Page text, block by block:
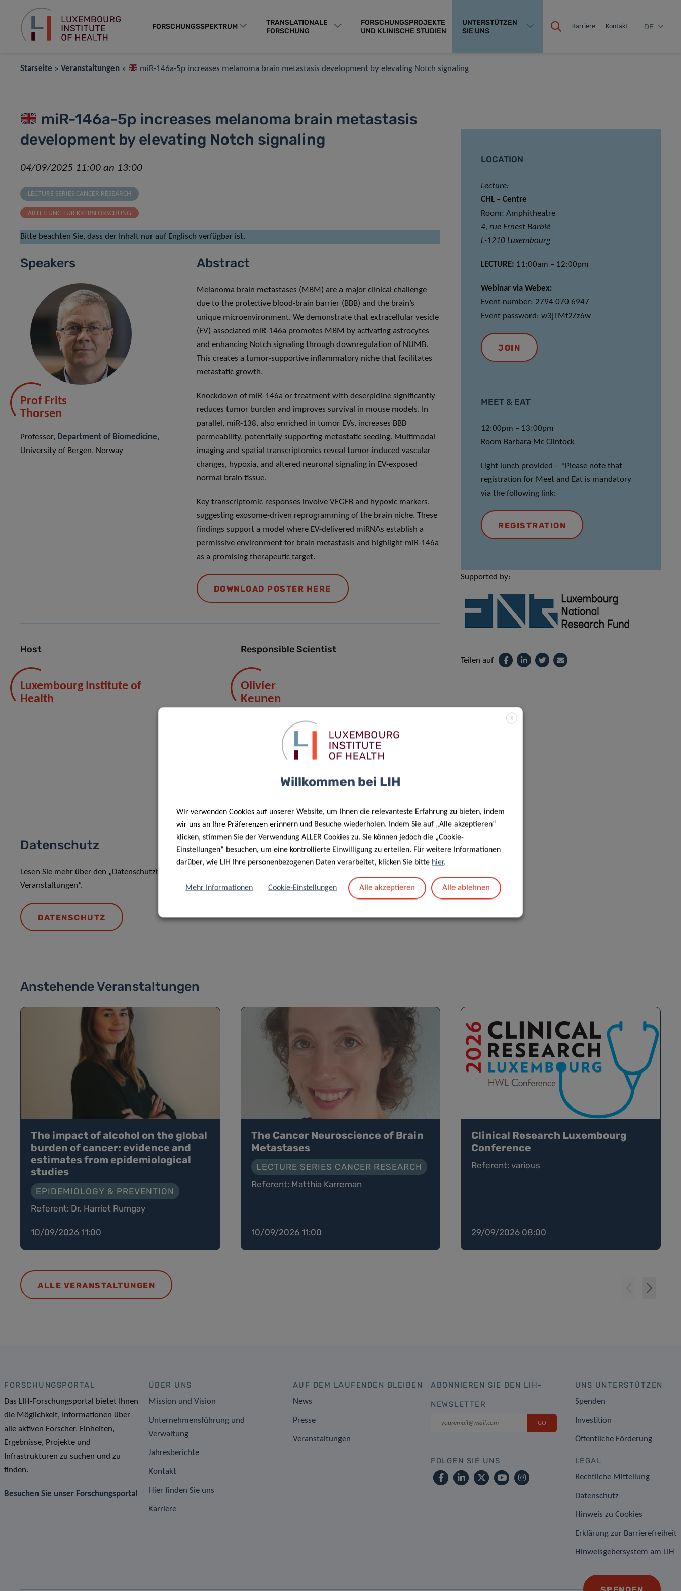
FORSCHUNGSSPEKTRUM
TRANSLATIONALE
FORSCHUNG
FORSCHUNGSPROJEKTE
UND KLINISCHE STUDIEN
UNTERSTÜTZEN
SIE UNS
Karriere Kontakt DE
Starseite » Veranstaltungen » miR-146a-5p increases melanoma brain metastasis development by elevating Notch signaling
miR-146a-5p increases melanoma brain metastasis
development by elevating Notch signaling
04/09/2025 11:00 an 13:00
LECTURE SERIES CANCER RESEARCH
ABTEILUNG FÜR KREBSFORSCHUNG
Bitte beachten Sie, dass der Inhalt nur auf Englisch verfügbar ist.
Speakers
Prof Frits
Thorsen
Professor, Department of Biomedicine,
University of Bergen, Norway
Abstract
Melanoma brain metastases (MBM) are a major clinical challenge
due to the protective blood-brain barrier (BBB) and the brain’s
unique microenvironment. We demonstrate that extracellular vesicle
(EV)-associated miR-146a promotes MBM by activating astrocytes
and enhancing Notch signaling through downregulation of NUMB.
This creates a tumor-supportive inflammatory niche that facilitates
metastatic growth.
Knockdown of miR-146a or treatment with deserpidine significantly
reduces tumor burden and improves survival in mouse models. In
parallel, miR-138, also enriched in tumor EVs, increases BBB
permeability, potentially supporting metastatic seeding. Multimodal
imaging and spatial transcriptomics reveal tumor-induced vascular
changes, hypoxia, and altered neuronal signaling in EV-exposed
normal brain tissue.
Key transcriptomic responses involve VEGFB and hypoxic markers,
suggesting exosome-driven reprogramming of the brain niche. These
findings support a model where EV-delivered miRNAs establish a
permissive environment for brain metastasis and highlight miR-146a
as a promising therapeutic target.
DOWNLOAD POSTER HERE
Host
Luxembourg Institute of
Health
Responsible Scientist
Olivier
Keunen
LOCATION
Lecture:
CHL – Centre
Room: Amphitheatre
4, rue Ernest Barblé
L-1210 Luxembourg
LECTURE: 11:00am – 12:00pm
Webinar via Webex:
Event number: 2794 070 6947
Event password: w3jTMf2Zz6w
JOIN
MEET & EAT
12:00pm – 13:00pm
Room Barbara Mc Clintock
Light lunch provided – *Please note that
registration for Meet and Eat is mandatory
via the following link:
REGISTRATION
Supported by:
Teilen auf
Datenschutz
Lesen Sie mehr über den „Datenschutzhinweis: Verarbeitung personenbezogener Daten im Rahmen der Organisation von
Veranstaltungen“.
DATENSCHUTZ
Anstehende Veranstaltungen
The impact of alcohol on the global
burden of cancer: evidence and
estimates from epidemiological
studies
EPIDEMIOLOGY & PREVENTION
Referent: Dr. Harriet Rumgay
10/09/2026 11:00
The Cancer Neuroscience of Brain
Metastases
LECTURE SERIES CANCER RESEARCH
Referent: Matthia Karreman
10/09/2026 11:00
Clinical Research Luxembourg
Conference
Referent: various
29/09/2026 08:00
ALLE VERANSTALTUNGEN
FORSCHUNGSPORTAL
Das LIH-Forschungsportal bietet Ihnen
die Möglichkeit, Informationen über
alle aktiven Forscher, Einheiten,
Ergebnisse, Projekte und
Infrastrukturen zu suchen und zu
finden.
Besuchen Sie unser Forschungsportal
ÜBER UNS
Mission und Vision
Unternehmensführung und
Verwaltung
Jahresberichte
Kontakt
Hier finden Sie uns
Karriere
AUF DEM LAUFENDEN BLEIBEN
News
Presse
Veranstaltungen
ABONNIEREN SIE DEN LIH-
NEWSLETTER
FOLGEN SIE UNS
UNS UNTERSTÜTZEN
Spenden
Investition
Öffentliche Förderung
LEGAL
Rechtliche Mitteilung
Datenschutz
Hinweis zu Cookies
Erklärung zur Barrierefreiheit
Hinweisgebersystem am LIH
X
Willkommen bei LIH
Wir verwenden Cookies auf unserer Website, um Ihnen die relevanteste Erfahrung zu bieten, indem
wir uns an Ihre Präferenzen erinnern und Besuche wiederholen. Indem Sie auf „Alle akzeptieren“
klicken, stimmen Sie der Verwendung ALLER Cookies zu. Sie können jedoch die „Cookie-
Einstellungen“ besuchen, um eine kontrollierte Einwilligung zu erteilen. Für weitere Informationen
darüber, wie LIH Ihre personenbezogenen Daten verarbeitet, klicken Sie bitte hier.
Mehr Informationen Cookie-Einstellungen Alle akzeptieren Alle ablehnen